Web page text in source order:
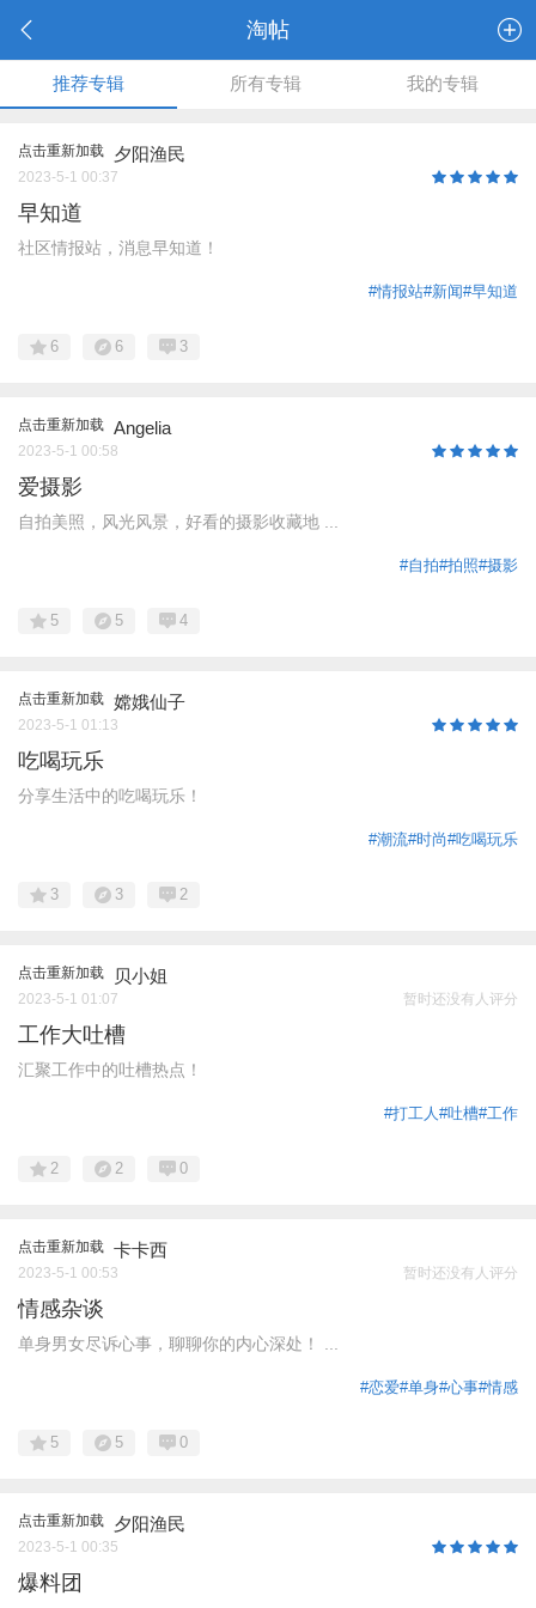
淘帖
推荐专辑 所有专辑 我的专辑
点击重新加载 夕阳渔民
2023-5-1 00:37
早知道
社区情报站，消息早知道！
#早知道
#新闻
#情报站
6 6 3
点击重新加载 Angelia
2023-5-1 00:58
爱摄影
自拍美照，风光风景，好看的摄影收藏地 ...
#摄影
#拍照
#自拍
5 5 4
点击重新加载 嫦娥仙子
2023-5-1 01:13
吃喝玩乐
分享生活中的吃喝玩乐！
#吃喝玩乐
#时尚
#潮流
3 3 2
点击重新加载 贝小姐
2023-5-1 01:07 暂时还没有人评分
工作大吐槽
汇聚工作中的吐槽热点！
#工作
#吐槽
#打工人
2 2 0
点击重新加载 卡卡西
2023-5-1 00:53 暂时还没有人评分
情感杂谈
单身男女尽诉心事，聊聊你的内心深处！ ...
#情感
#心事
#单身
#恋爱
5 5 0
点击重新加载 夕阳渔民
2023-5-1 00:35
爆料团